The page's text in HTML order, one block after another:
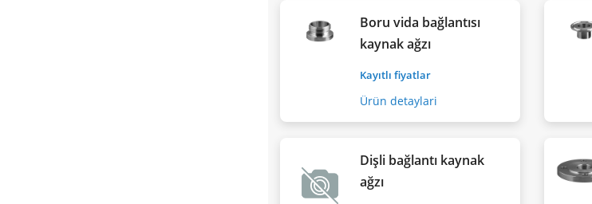
Boru vida bağlantısı
kaynak ağzı
Kayıtlı fiyatlar
Ürün detaylari
Dişli bağlantı kaynak
ağzı